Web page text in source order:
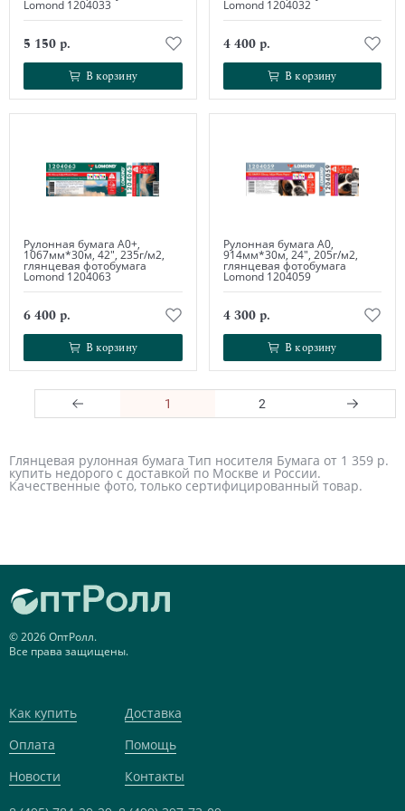
Lomond 1204033
5 150 р.
В корзину
В корзину
Lomond 1204032
4 400 р.
В корзину
В корзину
Рулонная бумага А0+,
1067мм*30м, 42", 235г/м2,
глянцевая фотобумага
Lomond 1204063
6 400 р.
В корзину
В корзину
Рулонная бумага А0,
914мм*30м, 24", 205г/м2,
глянцевая фотобумага
Lomond 1204059
4 300 р.
В корзину
В корзину
1 2
Глянцевая рулонная бумага Тип носителя Бумага от 1 359 р.
купить недорого с доставкой по Москве и России.
Качественные фото, только сертифицированный товар.
© 2026 ОптРолл.
Все права защищены.
Как купить
Доставка
Оплата
Помощь
Новости
Контакты